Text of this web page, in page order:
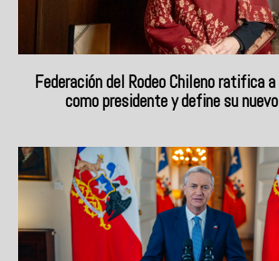
Federación del Rodeo Chileno ratifica
como presidente y define su